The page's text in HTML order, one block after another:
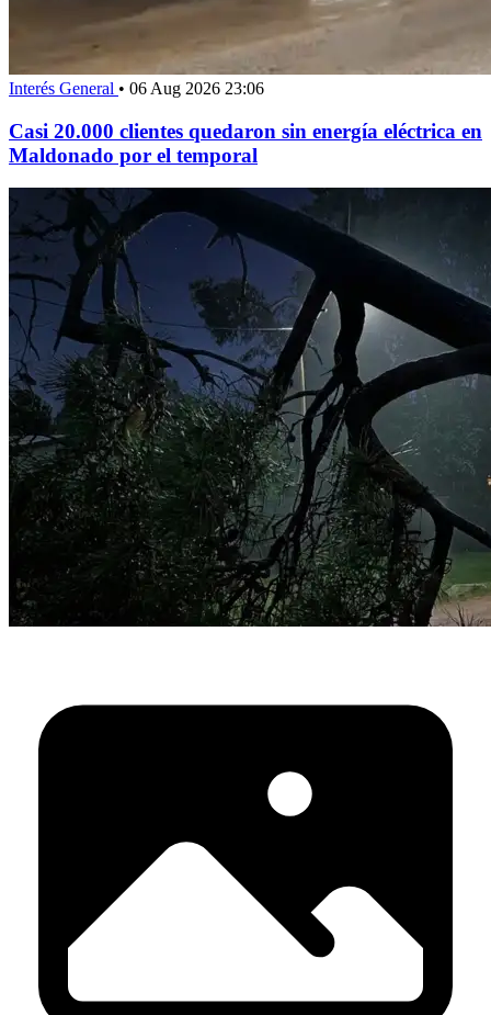
Interés General • 06 Aug 2026 23:06
Casi 20.000 clientes quedaron sin energía eléctrica en
Maldonado por el temporal